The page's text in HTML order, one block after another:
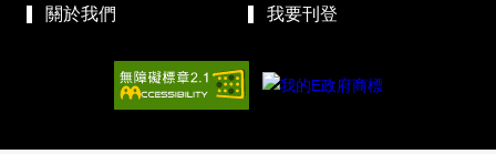
關於我們 我要刊登